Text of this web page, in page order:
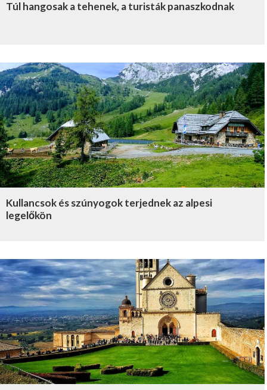
Túl hangosak a tehenek, a turisták panaszkodnak
Kullancsok és szúnyogok terjednek az alpesi
legelőkön